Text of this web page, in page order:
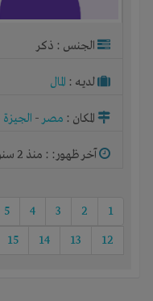
الجنس : ذكر
لديـه : المال
المكان : مصر- الجيزة
آخر ظهور: : منذ 2 سنوات
1
2
3
4
5
12
13
14
15